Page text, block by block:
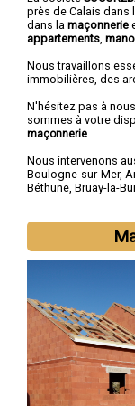
près de Calais dans
dans la maçonnerie
appartements
Nous travaillons
immobilières, des
N'hésitez pas à
sommes à votre
maçonnerie
Nous intervenons
Boulogne-sur-Mer,
Béthune Bruay-la-